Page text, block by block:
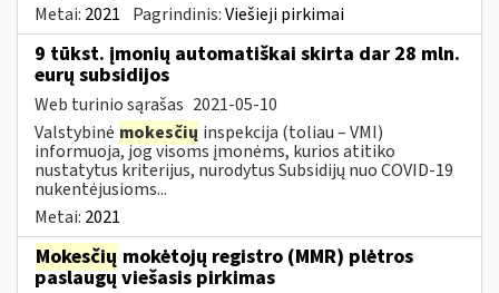
Metai: 2021 Pagrindinis:Viešieji pirkimai
9 tūkst. įmonių automatiškai skirta dar 28 mln.
eurų subsidijos
Web turinio sąrašas 2021-05-10
Valstybinė mokesčių inspekcija (toliau – VMI)
informuoja, jog visoms įmonėms, kurios atitiko
nustatytus kriterijus, nurodytus Subsidijų nuo COVID-19
nukentėjusioms...
Metai: 2021
Mokesčių mokėtojų registro (MMR) plėtros
paslaugų viešasis pirkimas